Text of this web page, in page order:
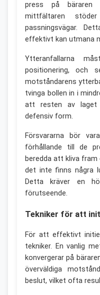
press på bäraren
mittfältaren
passningsvägar.
effektivt kan utmana
Ytteranfallarna
positionering,
motståndarens
tvinga bollen in i
att resten av laget
defensiv form.
Försvararna bör
förhållande till de
beredda att kliva
det inte finns några
Detta kräver en
förutseende.
Tekniker för att
För att effektivt
tekniker. En vanlig
konvergerar på
överväldiga
beslut, vilket ofta